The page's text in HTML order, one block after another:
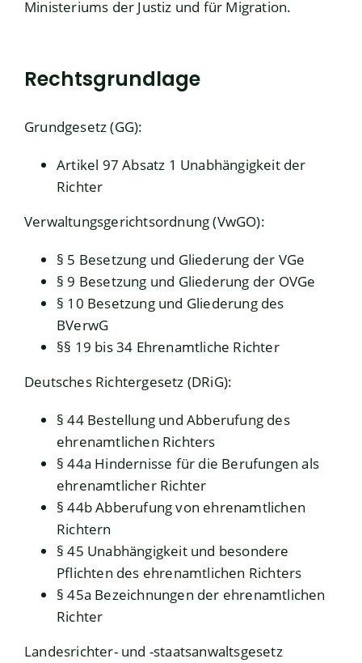
Ministeriums der Justiz und für Migration.
Rechtsgrundlage
Grundgesetz (GG):
Artikel 97 Absatz 1 Unabhängigkeit der
Richter
Verwaltungsgerichtsordnung (VwGO):
§ 5 Besetzung und Gliederung der VGe
§ 9 Besetzung und Gliederung der OVGe
§ 10 Besetzung und Gliederung des
BVerwG
§§ 19 bis 34 Ehrenamtliche Richter
Deutsches Richtergesetz (DRiG):
§ 44 Bestellung und Abberufung des
ehrenamtlichen Richters
§ 44a Hindernisse für die Berufungen als
ehrenamtlicher Richter
§ 44b Abberufung von ehrenamtlichen
Richtern
§ 45 Unabhängigkeit und besondere
Pflichten des ehrenamtlichen Richters
§ 45a Bezeichnungen der ehrenamtlichen
Richter
Landesrichter- und -staatsanwaltsgesetz